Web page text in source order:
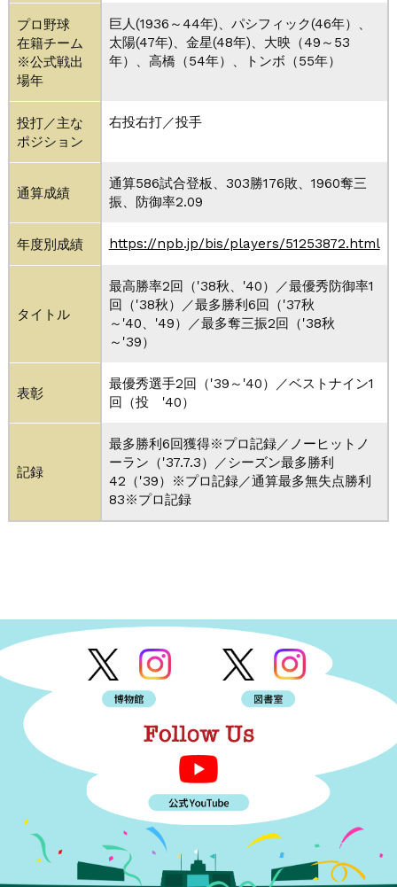
プロ野球
在籍チーム
※公式戦出
場年
巨人(1936～44年)、パシフィック(46年）、
太陽(47年)、金星(48年)、大映（49～53
年）、高橋（54年）、トンボ（55年）
投打／主な
ポジション
右投右打／投手
通算成績
通算586試合登板、303勝176敗、1960奪三
振、防御率2.09
年度別成績 https://npb.jp/bis/players/51253872.html
タイトル
最高勝率2回（'38秋、'40）／最優秀防御率1
回（'38秋）／最多勝利6回（'37秋
～'40、'49）／最多奪三振2回（'38秋
～'39）
表彰
最優秀選手2回（'39～'40）／ベストナイン1
回（投 '40）
記録
最多勝利6回獲得※プロ記録／ノーヒットノ
ーラン（'37.7.3）／シーズン最多勝利
42（'39）※プロ記録／通算最多無失点勝利
83※プロ記録